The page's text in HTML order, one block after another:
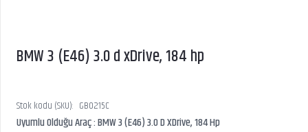
BMW 3 (E46) 3.0 d xDrive, 184 hp
Stok kodu (SKU): GB0215C
Uyumlu Olduğu Araç : BMW 3 (E46) 3.0 D XDrive, 184 Hp